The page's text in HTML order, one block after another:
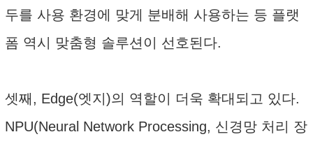
두를 사용 환경에 맞게 분배해 사용하는 등 플랫
폼 역시 맞춤형 솔루션이 선호된다.
셋째, Edge(엣지)의 역할이 더욱 확대되고 있다.
NPU(Neural Network Processing, 신경망 처리 장